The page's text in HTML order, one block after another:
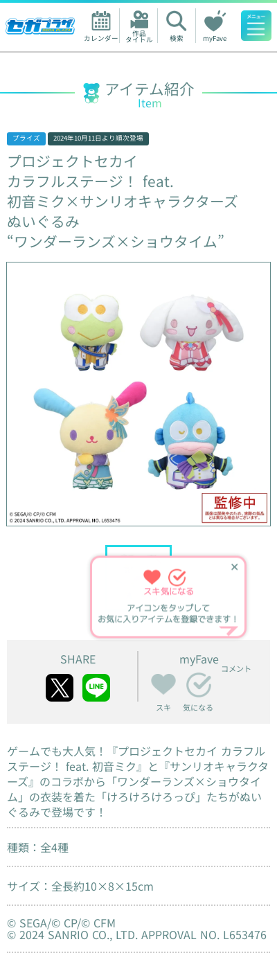
カレンダー 作品
タイトル 検索 myFave
人気ワード
アイテム紹介
Item
プライズ 2024年10月11日 より順次登場
プロジェクトセカイ
カラフルステージ！ feat.
初音ミク×サンリオキャラクターズ
ぬいぐるみ
“ワンダーランズ×ショウタイム”
✕
スキ気になる
アイコンをタップして
お気に入りアイテムを登録できます！
SHARE myFave
スキ 気になる
コメント
ゲームでも大人気！『プロジェクトセカイ カラフル
ステージ！ feat. 初音ミク』と『サンリオキャラクタ
ーズ』のコラボから「ワンダーランズ×ショウタイ
ム」の衣装を着た「けろけろけろっぴ」たちがぬい
ぐるみで登場です！
種類：全4種
サイズ：全長約10×8×15cm
© SEGA/© CP/© CFM
© 2024 SANRIO CO., LTD. APPROVAL NO. L653476